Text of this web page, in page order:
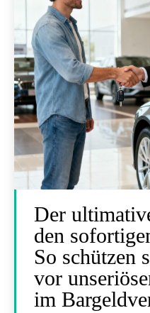
Der
den
So schützen
vor
im